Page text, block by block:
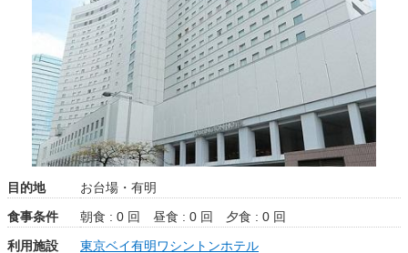
目的地
お台場・有明
食事条件
朝食 : 0 回 昼食 : 0 回
夕食 : 0 回
利用施設
東京ベイ有明ワシントンホテル